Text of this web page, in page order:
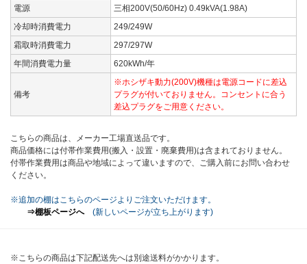
電源
三相200V(50/60Hz) 0.49kVA(1.98A)
冷却時消費電力
249/249W
霜取時消費電力
297/297W
年間消費電力量
620kWh/年
備考
※ホシザキ動力(200V)機種は電源コードに差込
プラグが付いておりません。コンセントに合う
差込プラグをご用意ください。
こちらの商品は、メーカー工場直送品です。
商品価格には付帯作業費用(搬入・設置・廃棄費用)は含まれておりません。
付帯作業費用は商品や地域によって違いますので、ご購入前にお問い合わせ
ください。
※追加の棚はこちらのページよりご注文いただけます。
⇒棚板ページへ(新しいページが立ち上がります)
※こちらの商品は下記配送先へは別途送料がかかります。